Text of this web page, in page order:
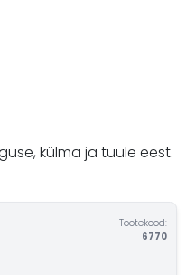
külma ja tuule eest.
Tootekood:
6770